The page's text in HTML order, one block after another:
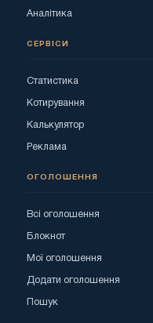
Аналітика
СЕРВІСИ
Статистика
Котирування
Калькулятор
Реклама
ОГОЛОШЕННЯ
Всі оголошення
Блокнот
Мої оголошення
Додати оголошення
Пошук